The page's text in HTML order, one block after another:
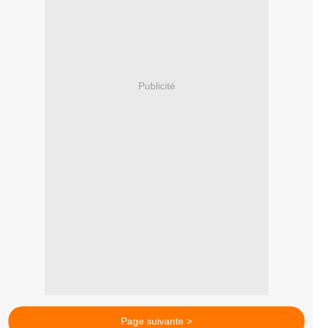
Publicité
Page suivante >